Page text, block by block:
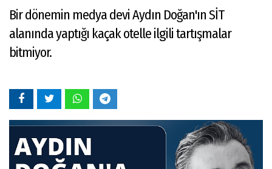
Bir dönemin medya devi Aydın Doğan'ın SİT
alanında yaptığı kaçak otelle ilgili tartışmalar
bitmiyor.